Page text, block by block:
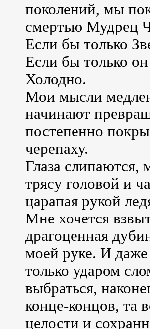
поколений, мы
смертью Мудрец
Если бы только
Если бы только
Холодно.
Мои мысли
начинают
постепенно
черепаху.
Глаза слипаются,
трясу головой и
царапая рукой
Мне хочется
драгоценная
моей руке. И
только ударом
выбраться,
конце-концов, та
целости и